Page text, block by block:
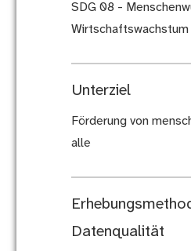
SDG 08 -
Wirtschaftswachstum
Unterziel
Förderung von
alle
Datenqualität